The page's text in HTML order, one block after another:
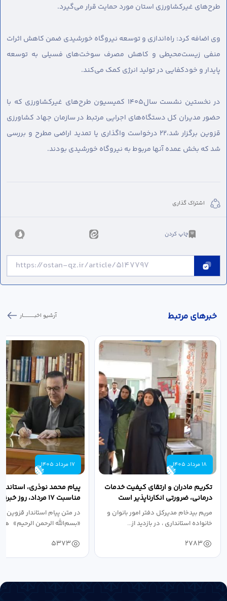
طرح‌های غیرکشاورزی استان مورد حمایت قرار می‌گیرد.
وی اضافه کرد: راه‌اندازی و توسعه نیروگاه خورشیدی ضمن کاهش اثرات
منفی زیست‌محیطی و کاهش مصرف سوخت‌های فسیلی به توسعه
پایدار و خودکفایی در تولید انرژی کمک می‌کند.
در نخستین نشست سال۱۴۰۵ کمیسیون طرح‌های غیرکشاورزی که با
حضور مدیران کل دستگاه‌های اجرایی مرتبط در سازمان جهاد کشاورزی
قزوین برگزار شد،۲۲ درخواست واگذاری یا تمدید اراضی مطرح و بررسی
شد که بخش عمده آنها مربوط به نیروگاه‌ خورشیدی بودند.
اشتراک گذاری
چاپ کردن
خبر‌های مرتبط آرشیو اخبـــــــــــار
18 مرداد 1405
تکریم مادران و ارتقای کیفیت خدمات
درمانی، ضرورتی انکارناپذیر است
مریم بیدخام مدیرکل دفتر امور بانوان و
خانواده استانداری ، در بازدید از...
2783
17 مرداد 1405
پیام محمد نوذری،
مناسبت ۱۷ مرداد، روز خبرنگار
در متن پیام استاندار قزوین
«بسم‌الله الرحمن الرحیم»
5373